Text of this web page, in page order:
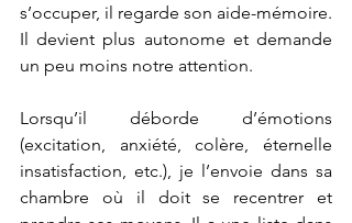
s’occuper, il regarde son aide-mémoire.
Il devient plus autonome et demande
un peu moins notre attention.
Lorsqu’il déborde d’émotions
(excitation, anxiété, colère, éternelle
insatisfaction, etc.), je l’envoie dans sa
chambre où il doit se recentrer et